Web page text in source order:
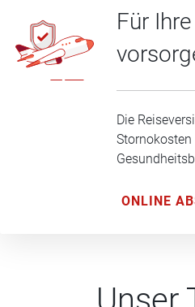
Für
Die
Stornokosten
ONLINE